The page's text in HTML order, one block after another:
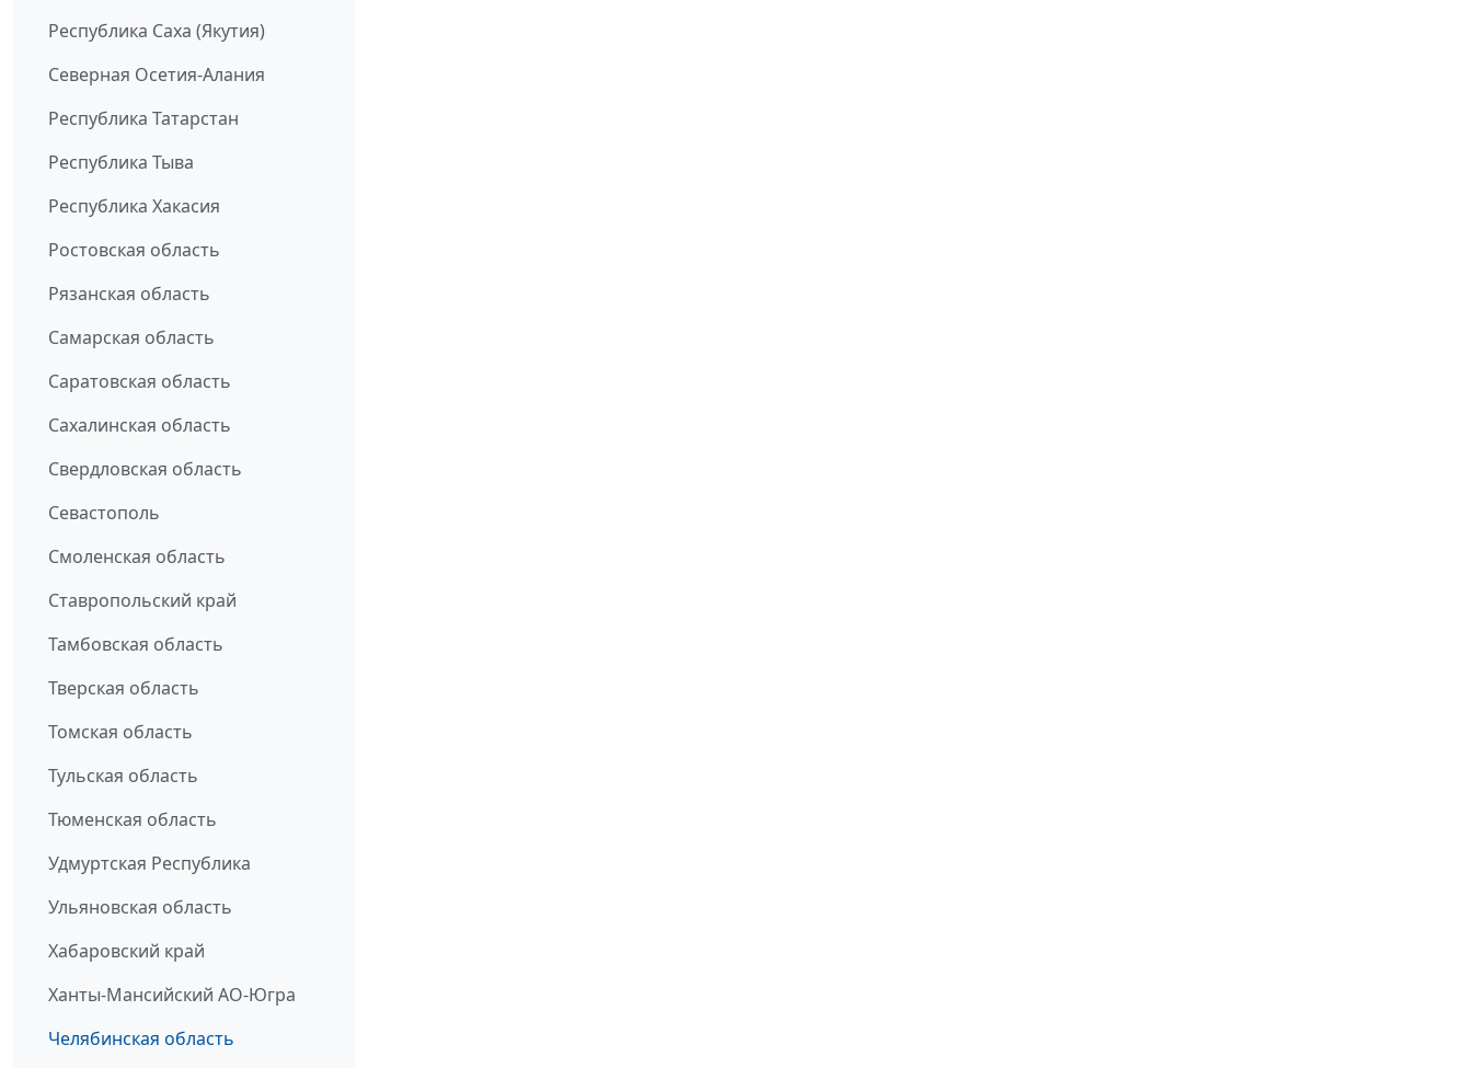
Республика Саха (Якутия)
Северная Осетия-Алания
Республика Татарстан
Республика Тыва
Республика Хакасия
Ростовская область
Рязанская область
Самарская область
Саратовская область
Сахалинская область
Свердловская область
Севастополь
Смоленская область
Ставропольский край
Тамбовская область
Тверская область
Томская область
Тульская область
Тюменская область
Удмуртская Республика
Ульяновская область
Хабаровский край
Ханты-Мансийский АО-Югра
Челябинская область